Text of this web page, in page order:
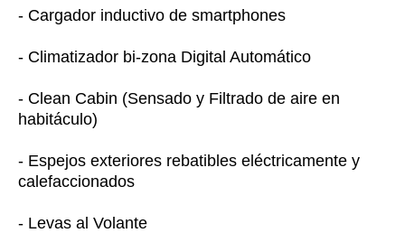
- Cargador inductivo de smartphones
- Climatizador bi-zona Digital Automático
- Clean Cabin (Sensado y Filtrado de aire en
habitáculo)
- Espejos exteriores rebatibles eléctricamente y
calefaccionados
- Levas al Volante